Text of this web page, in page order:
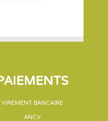
VIREMENT BANCAIRE
ANCV